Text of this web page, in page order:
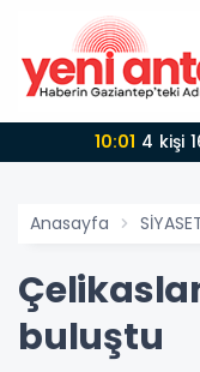
10:01 4 kişi
Anasayfa
buluştu